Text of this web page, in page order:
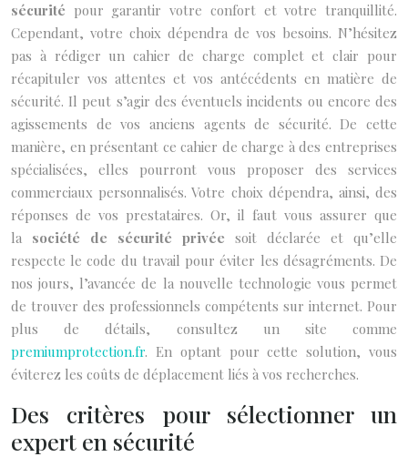
sécurité pour garantir votre confort et votre tranquillité.
Cependant, votre choix dépendra de vos besoins. N’hésitez
pas à rédiger un cahier de charge complet et clair pour
récapituler vos attentes et vos antécédents en matière de
sécurité. Il peut s’agir des éventuels incidents ou encore des
agissements de vos anciens agents de sécurité. De cette
manière, en présentant ce cahier de charge à des entreprises
spécialisées, elles pourront vous proposer des services
commerciaux personnalisés. Votre choix dépendra, ainsi, des
réponses de vos prestataires. Or, il faut vous assurer que
la société de sécurité privée soit déclarée et qu’elle
respecte le code du travail pour éviter les désagréments. De
nos jours, l’avancée de la nouvelle technologie vous permet
de trouver des professionnels compétents sur internet. Pour
plus de détails, consultez un site comme
premiumprotection.fr. En optant pour cette solution, vous
éviterez les coûts de déplacement liés à vos recherches.
Des critères pour sélectionner un
expert en sécurité